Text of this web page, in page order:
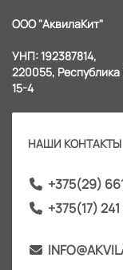
ООО "АквилаКит"
УНП: 192387814,
220055, Республика
15-4
НАШИ КОНТАКТЫ
+375(29)
+375(17)